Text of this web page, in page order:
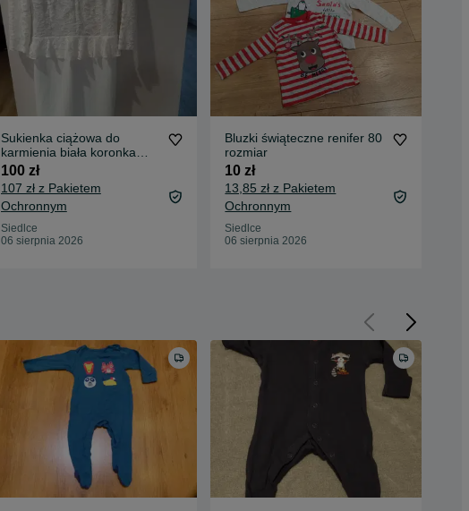
Sukienka ciążowa do
karmienia biała koronka
xs/s
100 zł
107 zł z Pakietem
Ochronnym
Siedlce
06 sierpnia 2026
Bluzki świąteczne renifer 80
rozmiar
10 zł
13,85 zł z Pakietem
Ochronnym
Siedlce
06 sierpnia 2026